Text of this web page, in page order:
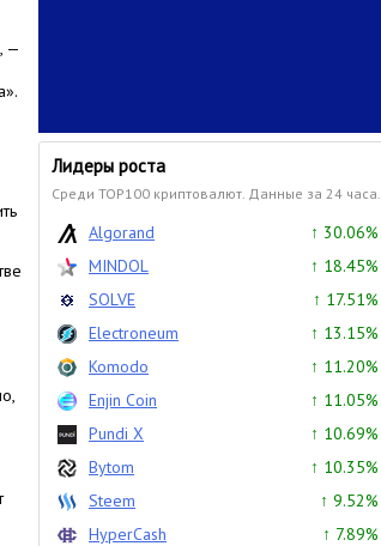
—
Лидеры роста
Среди TOP100 криптовалют. Данные за 24 часа.
Algorand
↑ 30.06%
MINDOL
↑ 18.45%
SOLVE
↑ 17.51%
Electroneum
↑ 13.15%
Komodo
↑ 11.20%
Enjin Coin
↑ 11.05%
Pundi X
↑ 10.69%
Bytom
↑ 10.35%
Steem
↑ 9.52%
HyperCash
↑ 7.89%